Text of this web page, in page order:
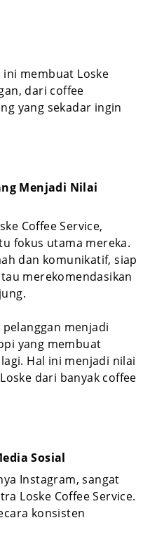
membuat Loske
dari coffee
yang sekadar ingin
Menjadi Nilai
Coffee Service,
fokus utama mereka.
dan komunikatif, siap
merekomendasikan
menjadi
yang membuat
Hal ini menjadi nilai
dari banyak coffee
Sosial
Instagram, sangat
Loske Coffee Service.
konsisten